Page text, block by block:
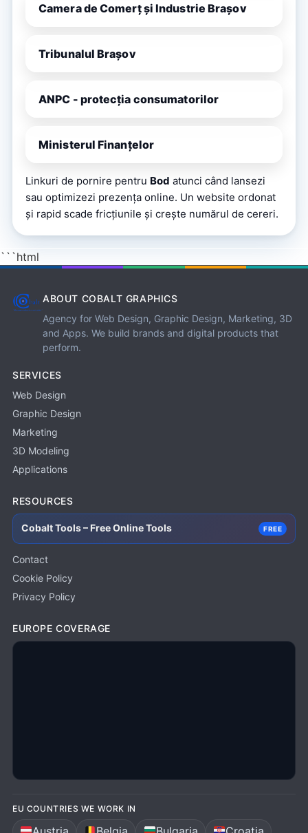
Camera de Comerț și Industrie Brașov
Tribunalul Brașov
ANPC - protecția consumatorilor
Ministerul Finanțelor
Linkuri de pornire pentru Bod atunci când lansezi
sau optimizezi prezența online. Un website ordonat
și rapid scade fricțiunile și crește numărul de cereri.
```html
ABOUT COBALT GRAPHICS
Agency for Web Design, Graphic Design, Marketing, 3D
and Apps. We build brands and digital products that
perform.
SERVICES
Web Design
Graphic Design
Marketing
3D Modeling
Applications
RESOURCES
Cobalt Tools – Free Online Tools FREE
Contact
Cookie Policy
Privacy Policy
EUROPE COVERAGE
EU COUNTRIES WE WORK IN